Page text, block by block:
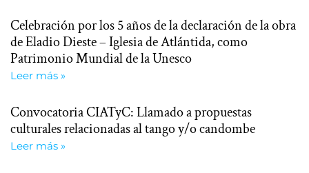
Celebración por los 5 años de la declaración de la obra
de Eladio Dieste – Iglesia de Atlántida, como
Patrimonio Mundial de la Unesco
Leer más »
Convocatoria CIATyC: Llamado a propuestas
culturales relacionadas al tango y/o candombe
Leer más »